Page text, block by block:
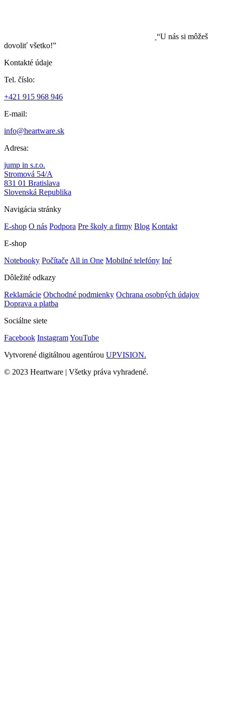
“U nás si môžeš
dovoliť všetko!”
Kontakté údaje
Tel. číslo:
+421 915 968 946
E-mail:
info@heartware.sk
Adresa:
jump in s.r.o.
Stromová 54/A
831 01 Bratislava
Slovenská Republika
Navigácia stránky
E-shop O nás Podpora Pre školy a firmy Blog Kontakt
E-shop
Notebooky Počítače All in One Mobilné telefóny Iné
Dôležité odkazy
Reklamácie Obchodné podmienky Ochrana osobných údajov
Doprava a platba
Sociálne siete
Facebook InstagramYouTube
Vytvorené digitálnou agentúrou UPVISION.
© 2023 Heartware | Všetky práva vyhradené.